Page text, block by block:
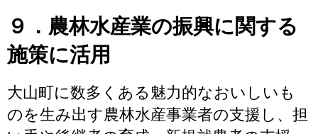
９．農林水産業の振興に関する
施策に活用
大山町に数多くある魅力的なおいしいも
のを生み出す農林水産事業者の支援し、担